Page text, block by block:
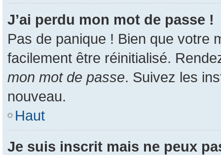
J’ai perdu mon mot de passe !
Pas de panique ! Bien que votre
facilement être réinitialisé.
mon mot de passe. Suivez les
nouveau.
Haut
Je suis inscrit mais ne peux